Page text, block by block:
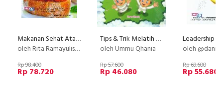
Makanan Sehat Atasi Berbagai Penyakit
oleh Rita Ramayulis, DCN. M. Kes.
Rp 98.400
Rp 78.720
Tips & Trik Melatih Anak Berpuasa
oleh Ummu Qhania
Rp 57.600
Rp 46.080
Leadership
oleh @danny
Rp 69.600
Rp 55.680